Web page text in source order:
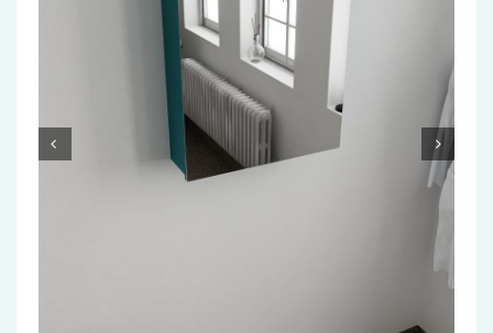
Installatiemateriaal
Klimaatbeheersing